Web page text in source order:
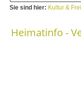
Sie sind hier: Kultur &
Heimatinfo -